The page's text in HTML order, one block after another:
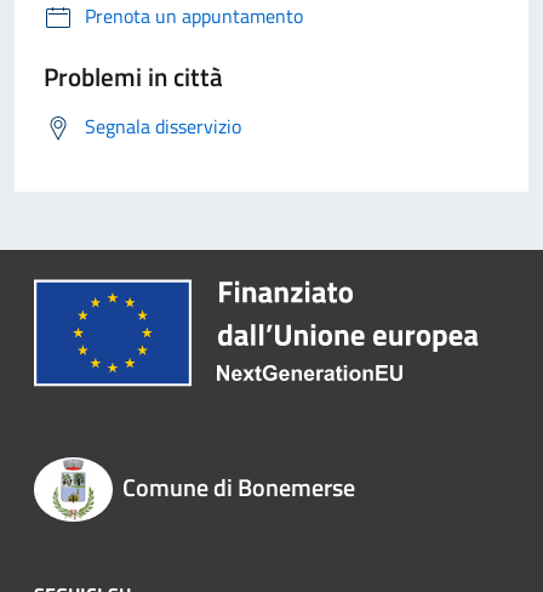
Prenota un appuntamento
Problemi in città
Segnala disservizio
Comune di Bonemerse